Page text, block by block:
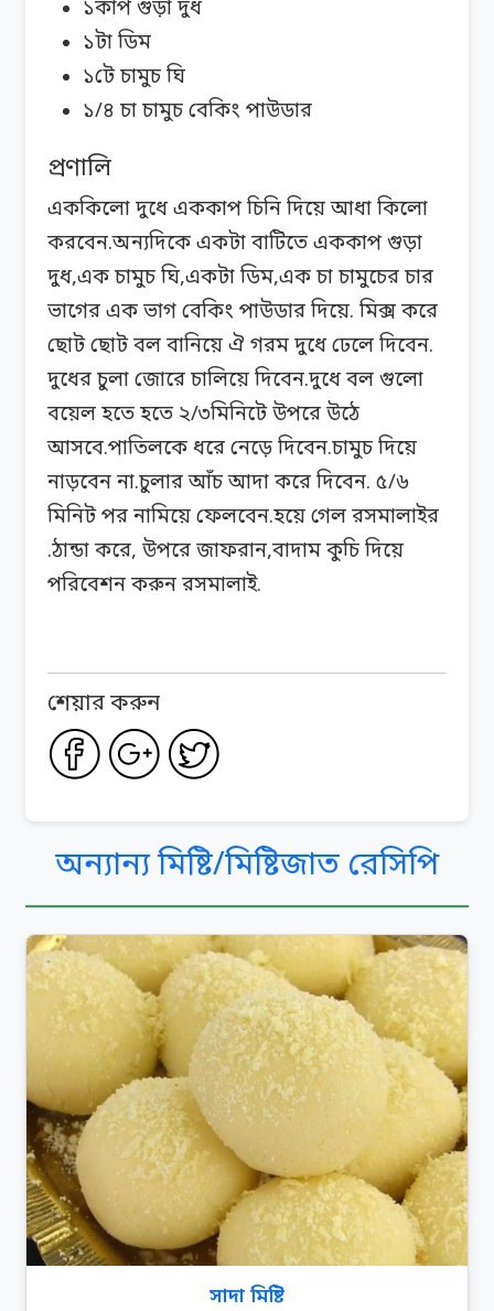
১কাপ গুড়া দুধ
১টা ডিম
১টে চামুচ ঘি
১/৪ চা চামুচ বেকিং পাউডার
প্রণালি
এককিলো দুধে এককাপ চিনি দিয়ে আধা কিলো
করবেন.অন্যদিকে একটা বাটিতে এককাপ গুড়া
দুধ,এক চামুচ ঘি,একটা ডিম,এক চা চামুচের চার
ভাগের এক ভাগ বেকিং পাউডার দিয়ে. মিক্স করে
ছোট ছোট বল বানিয়ে ঐ গরম দুধে ঢেলে দিবেন.
দুধের চুলা জোরে চালিয়ে দিবেন.দুধে বল গুলো
বয়েল হতে হতে ২/৩মিনিটে উপরে উঠে
আসবে.পাতিলকে ধরে নেড়ে দিবেন.চামুচ দিয়ে
নাড়বেন না.চুলার আঁচ আদা করে দিবেন. ৫/৬
মিনিট পর নামিয়ে ফেলবেন.হয়ে গেল রসমালাইর
.ঠান্ডা করে, উপরে জাফরান,বাদাম কুচি দিয়ে
পরিবেশন করুন রসমালাই.
শেয়ার করুন
অন্যান্য মিষ্টি/মিষ্টিজাত রেসিপি
সাদা মিষ্টি